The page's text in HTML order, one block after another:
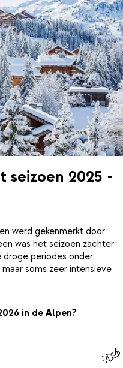
seizoen 2025 -
werd gekenmerkt door
was het seizoen zachter
droge periodes onder
soms zeer intensieve
in de Alpen?